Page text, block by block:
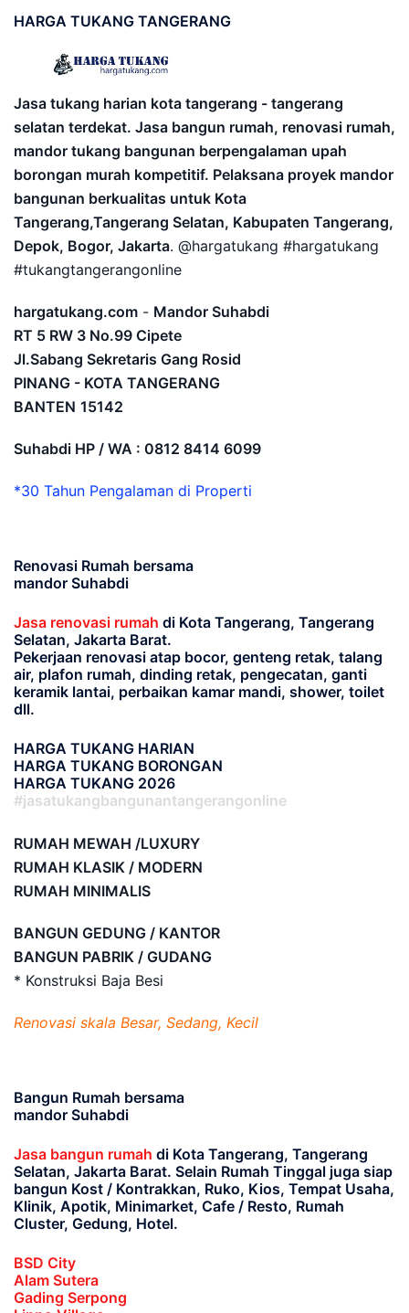
HARGA TUKANG TANGERANG
Jasa tukang harian kota tangerang - tangerang
selatan terdekat. Jasa bangun rumah, renovasi rumah,
mandor tukang bangunan berpengalaman upah
borongan murah kompetitif. Pelaksana proyek mandor
bangunan berkualitas untuk Kota
Tangerang,Tangerang Selatan, Kabupaten Tangerang,
Depok, Bogor, Jakarta. @hargatukang #hargatukang
#tukangtangerangonline
hargatukang.com - Mandor Suhabdi
RT 5 RW 3 No.99 Cipete
Jl.Sabang Sekretaris Gang Rosid
PINANG - KOTA TANGERANG
BANTEN 15142
Suhabdi HP / WA : 0812 8414 6099
*30 Tahun Pengalaman di Properti
Renovasi Rumah bersama
mandor Suhabdi
Jasa renovasi rumah di Kota Tangerang, Tangerang
Selatan, Jakarta Barat.
Pekerjaan renovasi atap bocor, genteng retak, talang
air, plafon rumah, dinding retak, pengecatan, ganti
keramik lantai, perbaikan kamar mandi, shower, toilet
dll.
HARGA TUKANG HARIAN
HARGA TUKANG BORONGAN
HARGA TUKANG 2026
#jasatukangbangunantangerangonline
RUMAH MEWAH /LUXURY
RUMAH KLASIK / MODERN
RUMAH MINIMALIS
BANGUN GEDUNG / KANTOR
BANGUN PABRIK / GUDANG
* Konstruksi Baja Besi
Renovasi skala Besar, Sedang, Kecil
Bangun Rumah bersama
mandor Suhabdi
Jasa bangun rumah di Kota Tangerang, Tangerang
Selatan, Jakarta Barat. Selain Rumah Tinggal juga siap
bangun Kost / Kontrakkan, Ruko, Kios, Tempat Usaha,
Klinik, Apotik, Minimarket, Cafe / Resto, Rumah
Cluster, Gedung, Hotel.
BSD City
Alam Sutera
Gading Serpong